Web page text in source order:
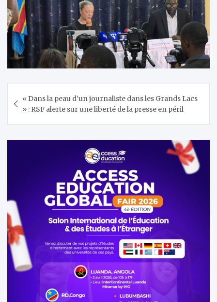
de
l’article
« Dans la peau d’un journaliste dans les Grands Lacs
» : RSF alerte sur une liberté de la presse en péril